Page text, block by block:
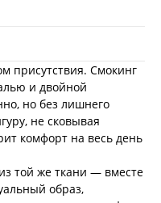
присутствия. Смокинг
и двойной
но без лишнего
не сковывая
комфорт на весь день
той же ткани — вместе
образ,